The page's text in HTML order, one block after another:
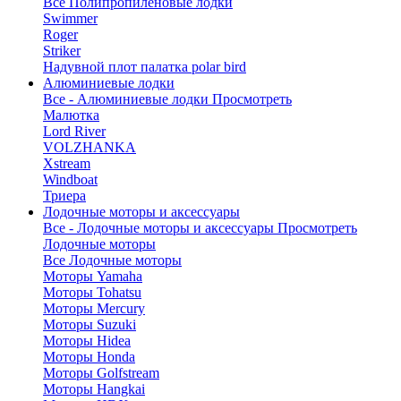
Swimmer
Roger
Striker
Надувной плот палатка polar bird
Алюминиевые лодки
Все - Алюминиевые лодки Просмотреть
Малютка
Lord River
VOLZHANKA
Xstream
Windboat
Триера
Лодочные моторы и аксессуары
Все - Лодочные моторы и аксессуары Просмотреть
Лодочные моторы
Все Лодочные моторы
Моторы Yamaha
Моторы Tohatsu
Моторы Mercury
Моторы Suzuki
Моторы Hidea
Моторы Honda
Моторы Golfstream
Моторы Hangkai